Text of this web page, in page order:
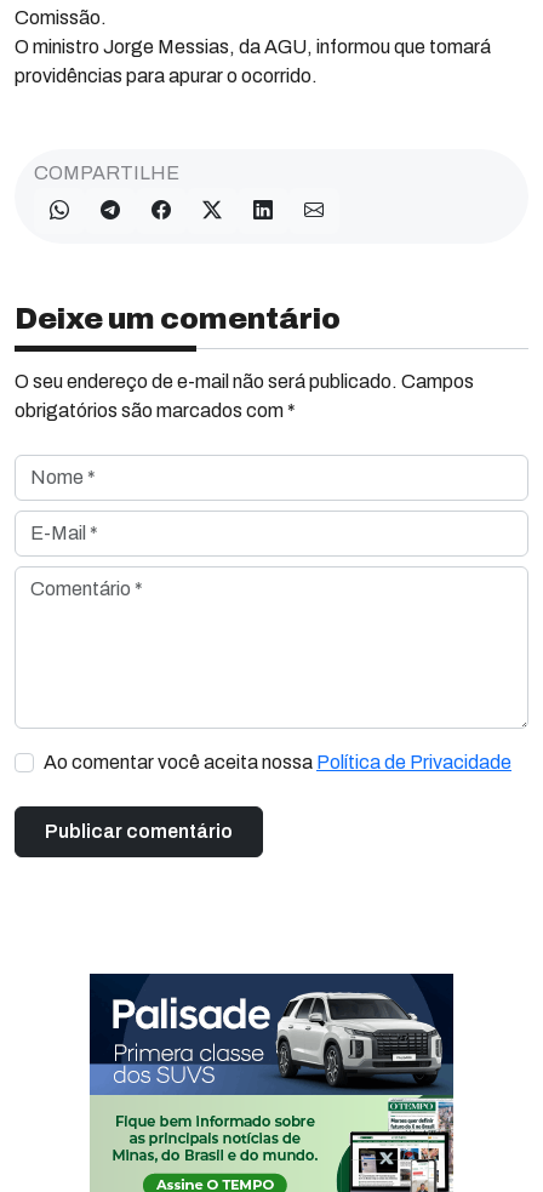
Comissão.
O ministro Jorge Messias, da AGU, informou que tomará
providências para apurar o ocorrido.
COMPARTILHE
Deixe um comentário
O seu endereço de e-mail não será publicado. Campos
obrigatórios são marcados com *
Nome *
E-Mail *
Comentário *
Ao comentar você aceita nossa Política de Privacidade